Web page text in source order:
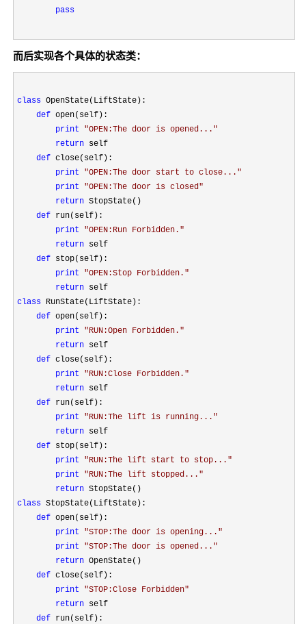
pass
而后实现各个具体的状态类：
class OpenState(LiftState):
def open(self):
print
"OPEN:The door is opened... "
return self
def close(self):
print
"OPEN:The door start to close... "
print
"OPEN:The door is closed"
return StopState()
def run(self):
print
"OPEN:Run Forbidden. "
return self
def stop(self):
print
"OPEN:Stop Forbidden. "
return
class RunState(LiftState):
def open(self):
print
"RUN:Open Forbidden. "
return self
def close(self):
print
"RUN:Close Forbidden. "
return self
def run(self):
print
"RUN:The lift is running... "
return self
def stop(self):
print
"RUN:The lift start to stop... "
print
"RUN:The lift stopped... "
return
class StopState(LiftState):
def open(self):
print
"STOP:The door is opening... "
print
"STOP:The door is opened... "
return OpenState()
def close(self):
print
"STOP:Close Forbidden"
return self
def run(self):